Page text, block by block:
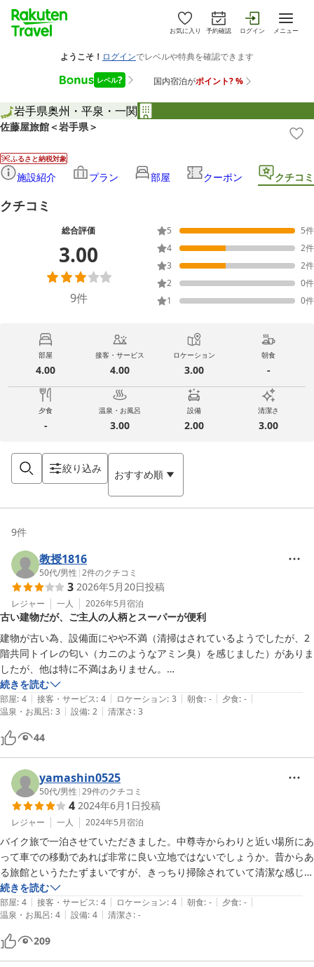
お気に入り 予約確認 ログイン メニュー
岩手県奥州・平泉・一関
佐藤屋旅館＜岩手県＞
ふるさと納税対象
施設紹介 プラン 部屋 クーポン クチコミ
クチコミ
総合評価
3.00
9件
5 5件
4
2件
3
2件
2
0件
1
0件
部屋
4.00
接客・サービス
4.00
ロケーション
3.00
朝食
-
夕食
-
温泉・お風呂
3.00
設備
2.00
清潔さ
3.00
絞り込み おすすめ順
9件
教授1816
50代/男性 |2件のクチコミ
3 2026年5月20日投稿
レジャー 一人 2026年5月宿泊
古い建物だが、ご主人の人柄とスーパーが便利
建物が古い為、設備面にやや不満（清掃はされているようでしたが、2
階共同トイレの匂い（カニのようなアミン臭）を感じました）がありま
したが、他は特に不満はありません。
ビジネスホテルのような快適性を求めない限りは満足できる宿です。
ご主人の人柄も良かったです。
ただし、周囲に飲食店はほとんど無いので、夕食は前沢駅を超えて行く
必要があります。
コンビニはありませんが、買い物は近くにスーパーがあるので便利で
す。
続きを読む
部屋: 4 | 接客・サービス: 4 | ロケーション: 3 | 朝食: - | 夕食: - |
温泉・お風呂: 3 | 設備: 2 | 清潔さ: 3
44
yamashin0525
50代/男性 |29件のクチコミ
4 2024年6月1日投稿
レジャー 一人 2024年5月宿泊
バイク旅で一泊させていただきました。中尊寺からわりと近い場所にあ
って車での移動であれば非常に良い立地ではないでしょうか。昔からあ
る旅館というたたずまいですが、きっちり掃除されていて清潔な感じが
いたしました。建物、部屋、お風呂などすべて不足なく一泊するに何の
不満もありませんでした。行き過ぎたサービスは無く、必要なものはす
べてそろっていてお値段が抑えられているという最も私ごのみのお宿で
した。ご主人にも非常に親切にしていただき機会があればまたぜひ宿泊
したいと思います。
続きを読む
部屋: 4 | 接客・サービス: 4 | ロケーション: 4 | 朝食: - | 夕食: - |
温泉・お風呂: 4 | 設備: 4 | 清潔さ: -
209